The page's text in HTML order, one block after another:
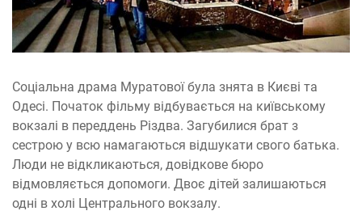
Соціальна драма Муратової була знята в Києві та
Одесі. Початок фільму відбувається на київському
вокзалі в переддень Різдва. Загубилися брат з
сестрою у всю намагаються відшукати свого батька.
Люди не відкликаються, довідкове бюро
відмовляється допомоги. Двоє дітей залишаються
одні в холі Центрального вокзалу.